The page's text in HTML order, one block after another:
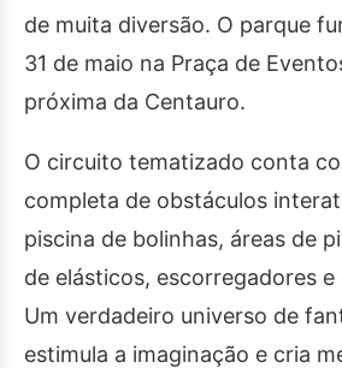
de muita diversão. O parque
31 de maio na Praça de
próxima da Centauro.
O circuito tematizado conta
completa de obstáculos
piscina de bolinhas, áreas de
de elásticos, escorregadores e
Um verdadeiro universo de
estimula a imaginação e cria